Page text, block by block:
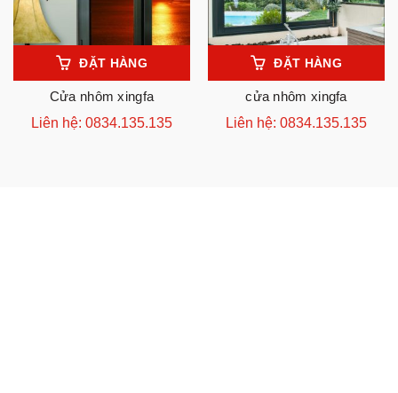
ĐẶT HÀNG
Cửa nhôm xingfa
Liên hệ: 0834.135.135
ĐẶT HÀNG
cửa nhôm xingfa
Liên hệ: 0834.135.135